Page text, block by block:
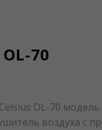
70
OL-70 модель
воздуха с